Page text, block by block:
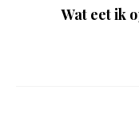
Wat eet ik